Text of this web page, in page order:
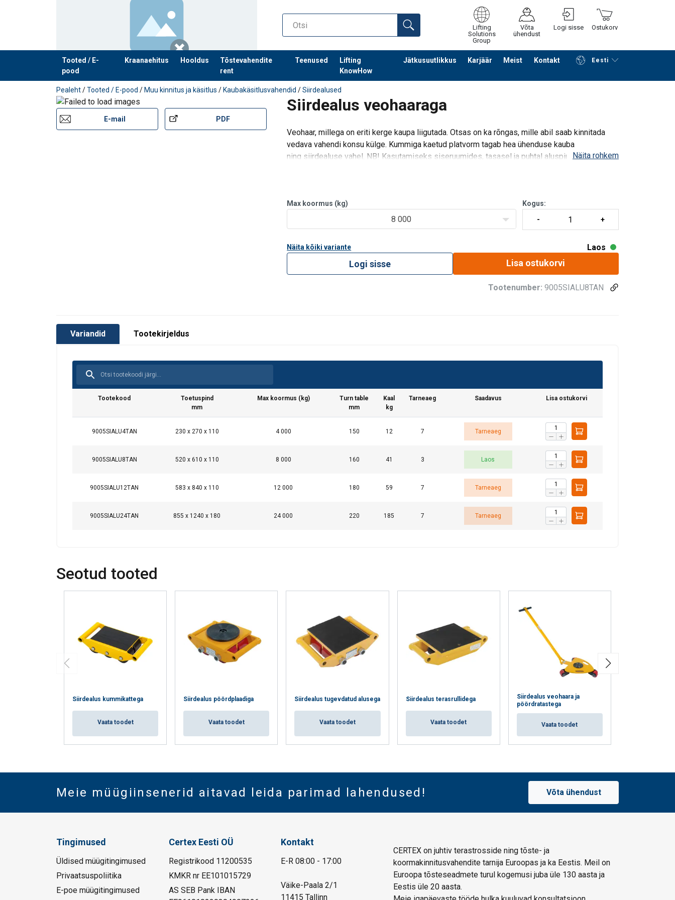
Lifting
Solutions
Group
Võta
ühendust
Logi sisse Ostukorv
Tooted / E-
pood
Kraanaehitus Hooldus
Tõstevahendite
rent
Teenused
Lifting
KnowHow
Jätkusuutlikkus Karjäär Meist Kontakt Eesti
Toode on lisatud teie päringule Jätka ostlemist Edasi ostukorvi
Pealeht/Tooted / E-pood / Muu kinnitus ja käsitlus / Kaubakäsitlusvahendid /Siirdealused
Siirdealus veohaaraga
E-mail PDF
Veohaar, millega on eriti kerge kaupa liigutada. Otsas on ka rõngas, mille abil saab kinnitada
vedava vahendi konsu külge. Kummiga kaetud platvorm tagab hea ühenduse kauba
ning siirdealuse vahel. NB! Kasutamiseks siseruumides, tasasel ja puhtal aluspinnal.Näita rohkem
Max koormus (kg)
8 000
Kogus:
Näita kõiki variante Laos
Logi sisse Lisa ostukorvi
Tootenumber: 9005SIALU8TAN
Variandid Tootekirjeldus
Tootekood
Toetuspind
mm
Max koormus (kg)
Turn table
mm
Kaal
kg
Tarneaeg Saadavus Lisa ostukorvi
9005SIALU4TAN 230 x 270 x 110 4 000 150 12 7 Tarneaeg
9005SIALU8TAN 520 x 610 x 110 8 000 160 41 3 Laos
9005SIALU12TAN 583 x 840 x 110 12 000 180 59 7 Tarneaeg
9005SIALU24TAN 855 x 1240 x 180 24 000 220 185 7 Tarneaeg
Pinnakate:
Seotud tooted
Siirdealus kummikattega
Vaata toodet
Siirdealus pöördplaadiga
Vaata toodet
Siirdealus tugevdatud alusega
Vaata toodet
Siirdealus terasrullidega
Vaata toodet
Siirdealus veohaara ja
pöördratastega
Vaata toodet
Meie müügiinsenerid aitavad leida parimad lahendused! Võta ühendust
Tingimused
Üldised müügitingimused
Privaatsuspoliitika
E-poe müügitingimused
Certex Eesti OÜ
Registrikood 11200535
KMKR nr EE101015729
AS SEB Pank IBAN
Kontakt
E-R 08:00 - 17:00
Väike-Paala 2/1
11415 Tallinn
CERTEX on juhtiv terastrosside ning tõste- ja
koormakinnitusvahendite tarnija Euroopas ja ka Eestis. Meil on
Euroopa tõsteseadmete turul kogemusi juba üle 130 aasta ja
Eestis üle 20 aasta.